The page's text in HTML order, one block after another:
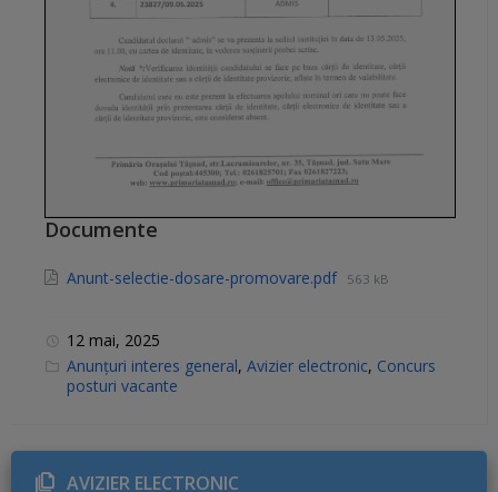
Documente
Anunt-selectie-dosare-promovare.pdf 563 kB
12 mai, 2025
C
a
t
r
e
Anunțuri interes general, Avizier electronic, Concurs
posturi vacante
AVIZIER ELECTRONIC